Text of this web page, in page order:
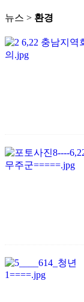
뉴스 > 환경